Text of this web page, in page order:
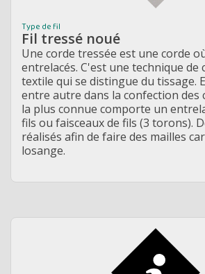
Type de fil
Fil tressé noué
Une corde tressée est une corde
entrelacés. C'est une technique de
textile qui se distingue du tissage.
entre autre dans la confection des
la plus connue comporte un
fils ou faisceaux de fils (3 torons).
réalisés afin de faire des mailles
losange.